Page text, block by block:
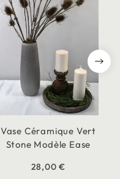
Vase Céramique Vert
Stone Modèle Ease
28,00 €